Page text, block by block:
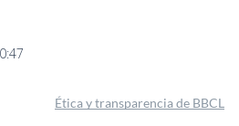
Ética y transparencia de BBCL